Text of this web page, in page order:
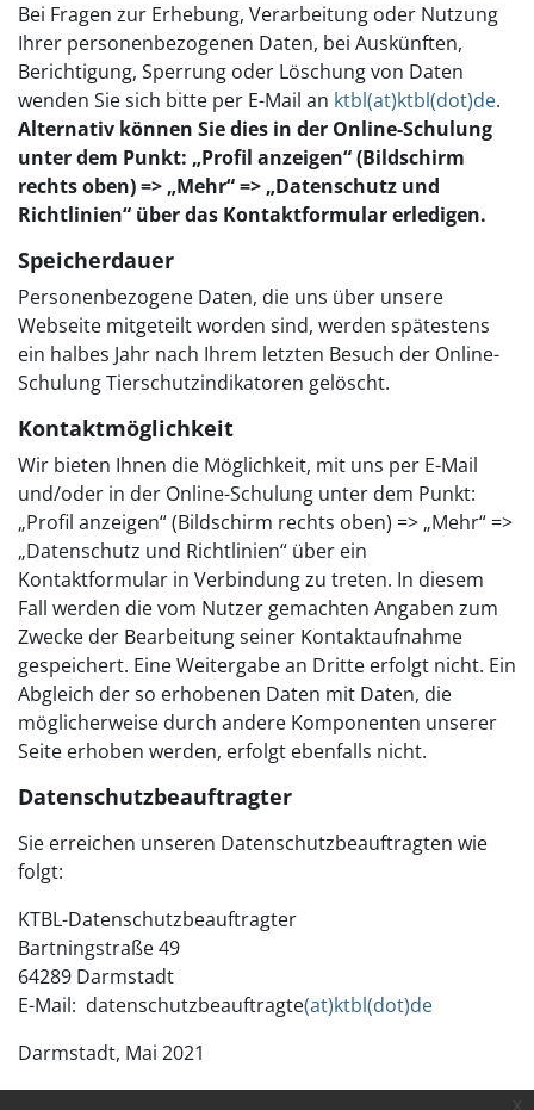
Bei Fragen zur Erhebung, Verarbeitung oder Nutzung
Ihrer personenbezogenen Daten, bei Auskünften,
Berichtigung, Sperrung oder Löschung von Daten
wenden Sie sich bitte per E-Mail an ktbl(at)ktbl(dot)de.
Alternativ können Sie dies in der Online-Schulung
unter dem Punkt: „Profil anzeigen“ (Bildschirm
rechts oben) => „Mehr“ => „Datenschutz und
Richtlinien“ über das Kontaktformular erledigen.
Speicherdauer
Personenbezogene Daten, die uns über unsere
Webseite mitgeteilt worden sind, werden spätestens
ein halbes Jahr nach Ihrem letzten Besuch der Online-
Schulung Tierschutzindikatoren gelöscht.
Kontaktmöglichkeit
Wir bieten Ihnen die Möglichkeit, mit uns per E-Mail
und/oder in der Online-Schulung unter dem Punkt:
„Profil anzeigen“ (Bildschirm rechts oben) => „Mehr“ =>
„Datenschutz und Richtlinien“ über ein
Kontaktformular in Verbindung zu treten. In diesem
Fall werden die vom Nutzer gemachten Angaben zum
Zwecke der Bearbeitung seiner Kontaktaufnahme
gespeichert. Eine Weitergabe an Dritte erfolgt nicht. Ein
Abgleich der so erhobenen Daten mit Daten, die
möglicherweise durch andere Komponenten unserer
Seite erhoben werden, erfolgt ebenfalls nicht.
Datenschutzbeauftragter
Sie erreichen unseren Datenschutzbeauftragten wie
folgt:
KTBL-Datenschutzbeauftragter
Bartningstraße 49
64289 Darmstadt
E-Mail: datenschutzbeauftragte(at)ktbl(dot)de
Darmstadt, Mai 2021